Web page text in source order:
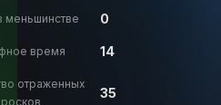
меньшинстве 0
время 14
отраженных
35